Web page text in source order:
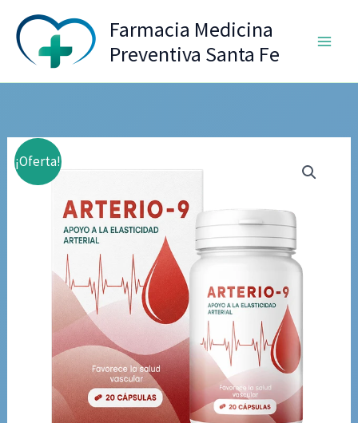
contenido
Farmacia Medicina
Preventiva Santa Fe
¡Oferta!